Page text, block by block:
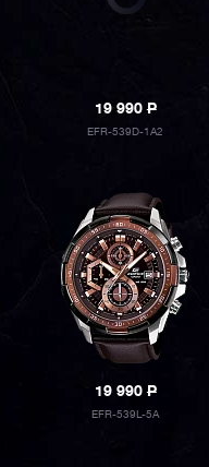
19 990P
EFR-539D-1A2
19 990P
EFR-539L-5A